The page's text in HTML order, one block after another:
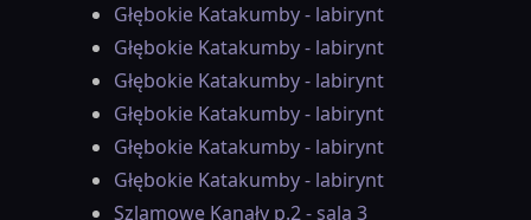
Głębokie Katakumby - labirynt
Głębokie Katakumby - labirynt
Głębokie Katakumby - labirynt
Głębokie Katakumby - labirynt
Głębokie Katakumby - labirynt
Głębokie Katakumby - labirynt
Szlamowe Kanały p.2 - sala 3